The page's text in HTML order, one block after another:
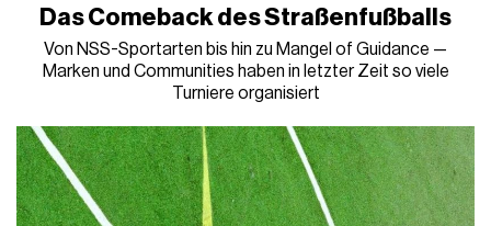
Das Comeback des Straßenfußballs
Von NSS-Sportarten bis hin zu Mangel of Guidance —
Marken und Communities haben in letzter Zeit so viele
Turniere organisiert